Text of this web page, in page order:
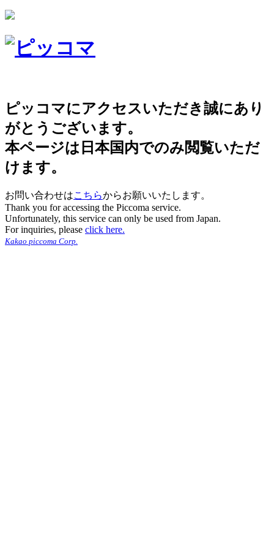
ピッコマにアクセスいただき誠にあり
がとうございます。
本ページは日本国内でのみ閲覧いただ
けます。
お問い合わせはこちらからお願いいたします。
Thank you for accessing the Piccoma service.
Unfortunately, this service can only be used from Japan.
For inquiries, please click here.
Kakao piccoma Corp.